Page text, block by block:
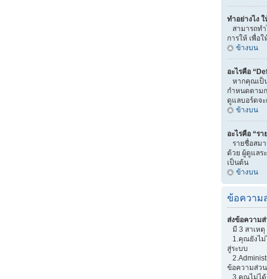
ทำอย่างไง
สามารถท
การให้ เพื่อ
ข้างบน
อะไรคือ
หากคุณเป็
กำหนดตาม
ดูแลบอร์ดจ
ข้างบน
อะไรคือ “ร
รายชื่อสม
ด้วย ผู้ดูแลร
เป็นต้น
ข้างบน
ข้อความ
ส่งข้อความ
มี 3 สาเหตุ
1.คุณยังไม่
สู่ระบบ
ข้อความส่ว
3.คุณไม่ได้